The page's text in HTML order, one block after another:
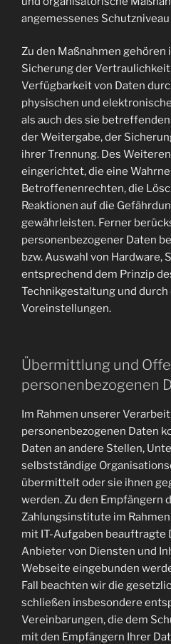
angemessenes
Zu den Maßnahmen gehören
Sicherung der
Verfügbarkeit von Daten
physischen und
als auch des sie
der Weitergabe, der
ihrer Trennung. Des
eingerichtet, die eine
Betroffenenrechten, die
Reaktionen auf die
gewährleisten. Ferner
personenbezogener Daten
bzw. Auswahl von Hardware,
entsprechend dem Prinzip
Technikgestaltung und
Voreinstellungen.
Übermittlung und
personenbezogenen
Im Rahmen unserer
personenbezogenen Daten
Daten an andere Stellen,
selbstständige
übermittelt oder sie ihnen
werden. Zu den Empfängern
Zahlungsinstitute im
mit IT-Aufgaben beauftragte
Anbieter von Diensten und
Webseite eingebunden
Fall beachten wir die
schließen insbesondere
Vereinbarungen, die dem
mit den Empfängern Ihrer